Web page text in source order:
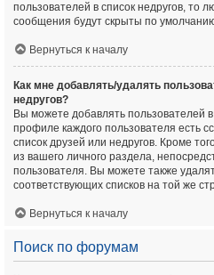
пользователей в список недругов, то
сообщения будут скрыты по
Вернуться к началу
Как мне добавлять/удалять
недругов?
Вы можете добавлять пользователей
профиле каждого пользователя есть
список друзей или недругов. Кроме
из вашего личного раздела,
пользователя. Вы можете также
соответствующих списков на той же
Вернуться к началу
Поиск по форумам